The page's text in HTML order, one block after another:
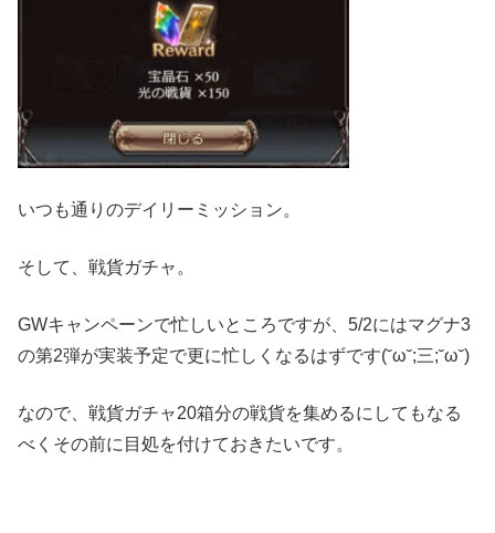
いつも通りのデイリーミッション。
そして、戦貨ガチャ。
GWキャンペーンで忙しいところですが、5/2にはマグナ3
の第2弾が実装予定で更に忙しくなるはずです(˘ω˘;三;˘ω˘)
なので、戦貨ガチャ20箱分の戦貨を集めるにしてもなる
べくその前に目処を付けておきたいです。